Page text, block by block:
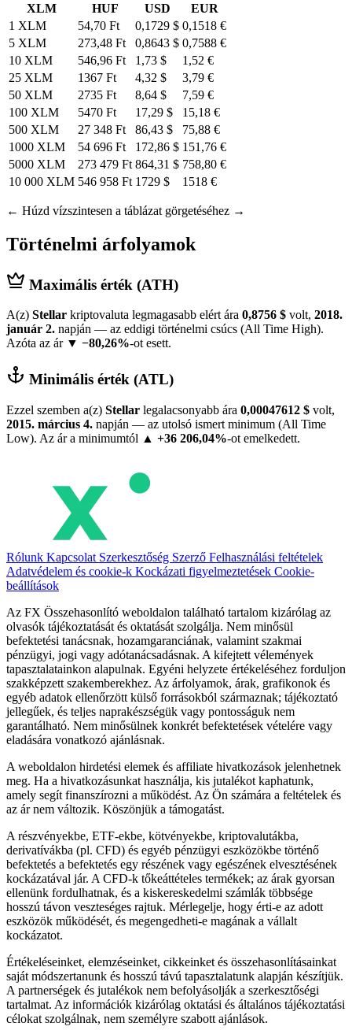
XLM
HUF USD
EUR
1 XLM
54,70 Ft 0,1729 $ 0,1518 €
5 XLM
273,48 Ft 0,8643 $ 0,7588 €
10 XLM
546,96 Ft 1,73 $
1,52 €
25 XLM
1367 Ft 4,32 $
3,79 €
50 XLM
2735 Ft 8,64 $
7,59 €
100 XLM
5470 Ft 17,29 $
15,18 €
500 XLM
27 348 Ft 86,43 $
75,88 €
1000 XLM
54 696 Ft 172,86 $ 151,76 €
5000 XLM
273 479 Ft 864,31 $ 758,80 €
10 000 XLM 546 958 Ft 1729 $ 1518 €
← Húzd vízszintesen a táblázat görgetéséhez →
Történelmi árfolyamok
Maximális érték (ATH)
A(z) Stellar kriptovaluta legmagasabb elért ára 0,8756 $ volt, 2018.
január 2. napján — az eddigi történelmi csúcs (All Time High).
Azóta az ár ▼ −80,26%-ot esett.
Minimális érték (ATL)
Ezzel szemben a(z) Stellar legalacsonyabb ára 0,00047612 $ volt,
2015. március 4. napján — az utolsó ismert minimum (All Time
Low). Az ár a minimumtól ▲ +36 206,04%-ot emelkedett.
Rólunk Kapcsolat Szerkesztőség Szerző Felhasználási feltételek
Adatvédelem és cookie-k Kockázati figyelmeztetések Cookie-
beállítások
Az FX Összehasonlító weboldalon található tartalom kizárólag az
olvasók tájékoztatását és oktatását szolgálja. Nem minősül
befektetési tanácsnak, hozamgaranciának, valamint szakmai
pénzügyi, jogi vagy adótanácsadásnak. A kifejtett vélemények
tapasztalatainkon alapulnak. Egyéni helyzete értékeléséhez forduljon
szakképzett szakemberekhez. Az árfolyamok, árak, grafikonok és
egyéb adatok ellenőrzött külső forrásokból származnak; tájékoztató
jellegűek, és teljes naprakészségük vagy pontosságuk nem
garantálható. Nem minősülnek konkrét befektetések vételére vagy
eladására vonatkozó ajánlásnak.
A weboldalon hirdetési elemek és affiliate hivatkozások jelenhetnek
meg. Ha a hivatkozásunkat használja, kis jutalékot kaphatunk,
amely segít finanszírozni a működést. Az Ön számára a feltételek és
az ár nem változik. Köszönjük a támogatást.
A részvényekbe, ETF-ekbe, kötvényekbe, kriptovalutákba,
derivatívákba (pl. CFD) és egyéb pénzügyi eszközökbe történő
befektetés a befektetés egy részének vagy egészének elvesztésének
kockázatával jár. A CFD-k tőkeáttételes termékek; az árak gyorsan
ellenünk fordulhatnak, és a kiskereskedelmi számlák többsége
hosszú távon veszteséges rajtuk. Mérlegelje, hogy érti-e az adott
eszközök működését, és megengedheti-e magának a vállalt
kockázatot.
Értékeléseinket, elemzéseinket, cikkeinket és összehasonlításainkat
saját módszertanunk és hosszú távú tapasztalatunk alapján készítjük.
A partnerségek és jutalékok nem befolyásolják a szerkesztőségi
tartalmat. Az információk kizárólag oktatási és általános tájékoztatási
célokat szolgálnak, nem személyre szabott ajánlások.